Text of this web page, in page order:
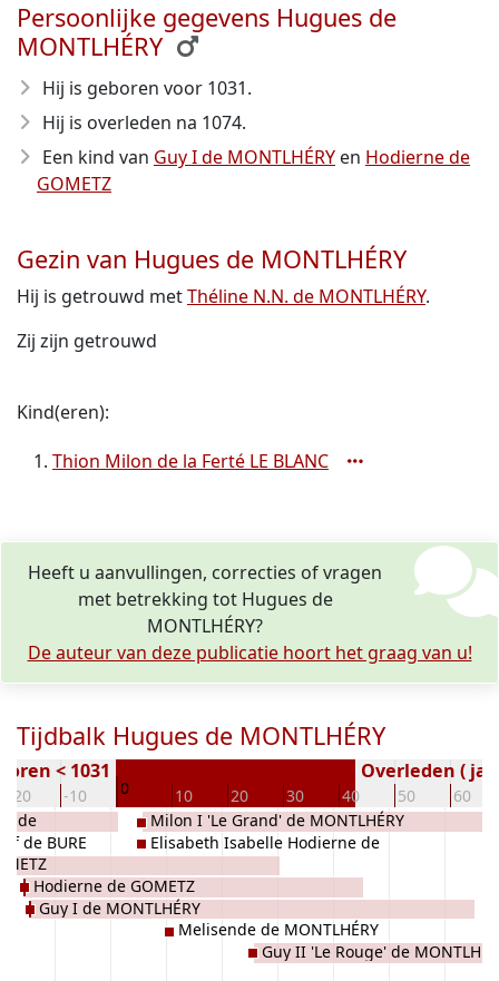
Persoonlijke gegevens Hugues de
MONTLHÉRY
Hij is geboren voor 1031.
Hij is overleden na 1074.
Een kind van Guy I de MONTLHÉRY en Hodierne de
GOMETZ
Gezin van Hugues de MONTLHÉRY
Hij is getrouwd metThéline N.N. de MONTLHÉRY.
Zij zijn getrouwd
Kind(eren):
Thion Milon de la Ferté LE BLANC
Heeft u aanvullingen, correcties of vragen
met betrekking tot Hugues de
MONTLHÉRY?
De auteur van deze publicatie hoort het graag van u!
Tijdbalk Hugues de MONTLHÉRY
-20 -10 0 10 20 30 40 50 60
< 1031 Overleden (
de
de BURE
Hodierne de GOMETZ
Guy I de MONTLHÉRY
Milon I 'Le Grand' de MONTLHÉRY
Elisabeth Isabelle Hodierne de
Melisende de MONTLHÉRY
Guy II 'Le Rouge' de